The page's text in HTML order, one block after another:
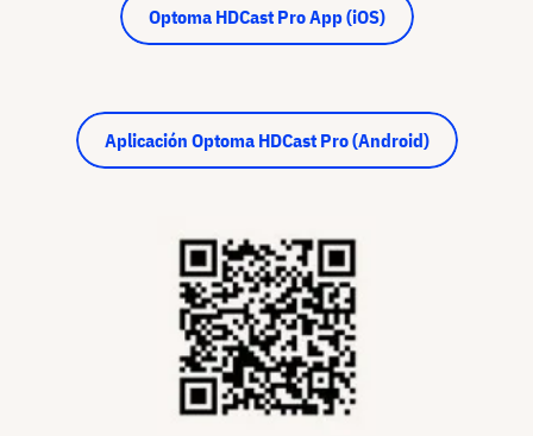
Optoma HDCast Pro App (iOS)
Aplicación Optoma HDCast Pro (Android)